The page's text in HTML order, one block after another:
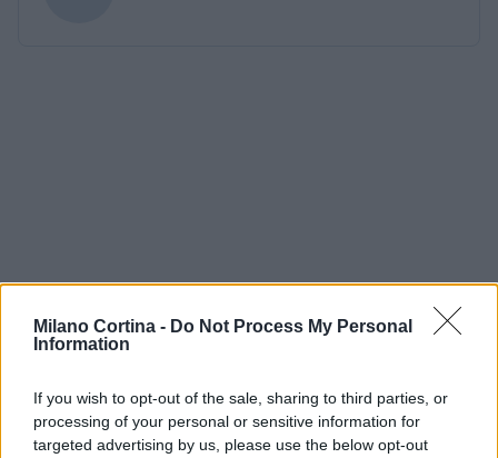
Milano Cortina - Do Not Process My Personal
Information
If you wish to opt-out of the sale, sharing to third parties, or
processing of your personal or sensitive information for
targeted advertising by us, please use the below opt-out